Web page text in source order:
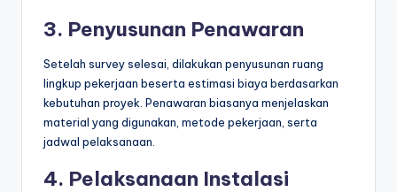
3. Penyusunan Penawaran
Setelah survey selesai, dilakukan penyusunan ruang
lingkup pekerjaan beserta estimasi biaya berdasarkan
kebutuhan proyek. Penawaran biasanya menjelaskan
material yang digunakan, metode pekerjaan, serta
jadwal pelaksanaan.
4. Pelaksanaan Instalasi